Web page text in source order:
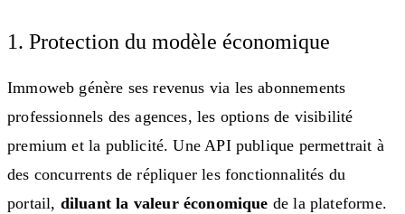
1. Protection du modèle économique
Immoweb génère ses revenus via les abonnements
professionnels des agences, les options de visibilité
premium et la publicité. Une API publique permettrait à
des concurrents de répliquer les fonctionnalités du
portail, diluant la valeur économique de la plateforme.